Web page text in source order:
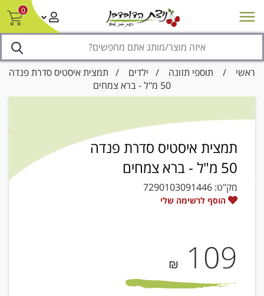
0
מבצעים סניפים צור קשר/ביטול הזמנה
ראשי / תוספי תזונה / ילדים
/ תמצית איסטיס סדרת פנדה
50 מ"ל - ברא צמחים
תמצית איסטיס סדרת פנדה
50 מ"ל - ברא צמחים
מק"ט: 7290103091446
הוסף לרשימה שלי
109
₪